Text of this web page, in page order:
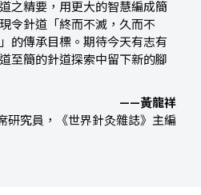
之精要，用更大的智慧編成簡
令針道「終而不滅，久而不
的傳承目標。期待今天有志有
至簡的針道探索中留下新的腳
——黃龍祥
研究員，《世界針灸雜誌》主編